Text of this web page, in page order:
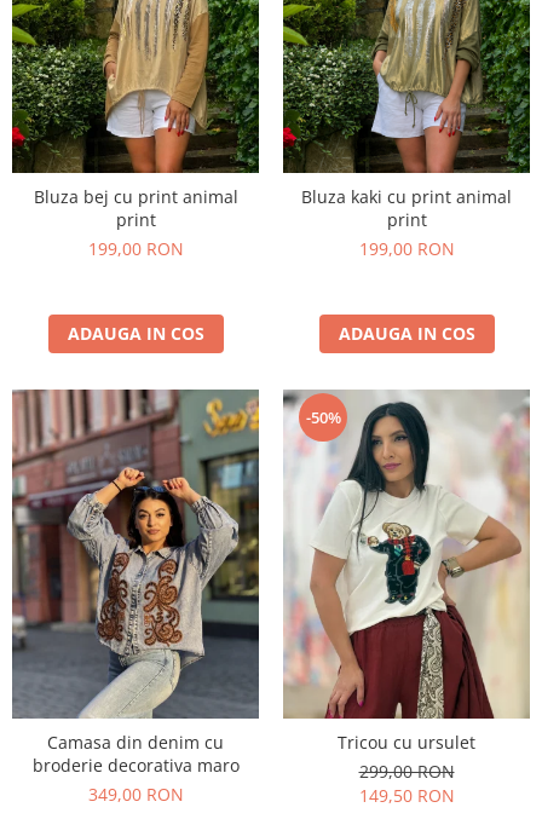
Bluza bej cu print animal
print
199,00 RON
ADAUGA IN COS
Bluza kaki cu print animal
print
199,00 RON
ADAUGA IN COS
Camasa din denim cu
broderie decorativa maro
349,00 RON
-50%
Tricou cu ursulet
299,00 RON
149,50 RON